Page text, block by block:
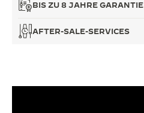
BIS ZU 8 JAHRE GARANTIE
AFTER-SALE-SERVICES